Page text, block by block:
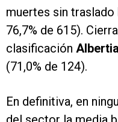
muertes sin
76,7% de 615).
clasificación Albertia
(71,0% de 124).
En definitiva, en